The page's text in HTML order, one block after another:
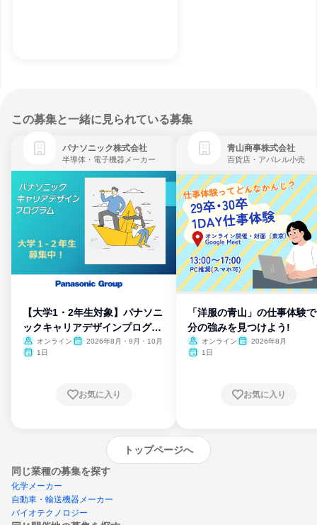
この募集と一緒に見られている募集
パナソニック株式会社
半導体・電子機器メーカー
【大学1・2年生対象】パナソニ
ックキャリアデザインプログラ
ム
オンライン
2026年8月・9月・10月
1日
お気に入り
青山商事株式会社
百貨店・アパレル小売
「洋服の青山」の仕事体験
分の強みを見つけよう!
オンライン
2026年8月
1日
お気に入り
トップページへ
同じ業種の募集を探す
化学メーカー
自動車・輸送機器メーカー
バイオテクノロジー